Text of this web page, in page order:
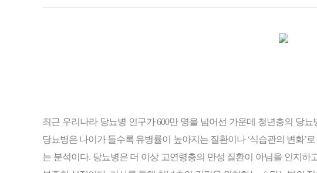
최근 우리나라 당뇨병 인구가 600만 명을 넘어선 가운데 청년층의 당
당뇨병은 나이가 들수록 유병률이 높아지는 질환이나 ‘식습관의 변화’
는 분석이다. 당뇨병은 더 이상 고연령층의 만성 질환이 아님을 인지하